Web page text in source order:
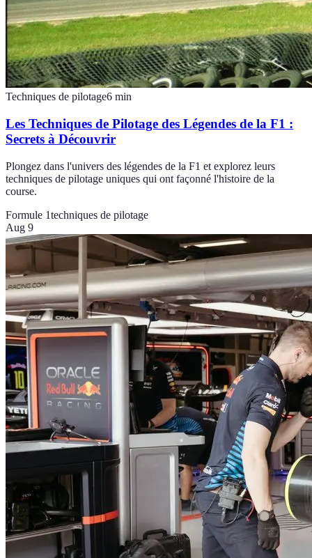
Techniques de pilotage6 min
Les Techniques de Pilotage des Légendes de la F1 :
Secrets à Découvrir
Plongez dans l'univers des légendes de la F1 et explorez leurs
techniques de pilotage uniques qui ont façonné l'histoire de la
course.
Formule 1techniques de pilotage
Aug 9